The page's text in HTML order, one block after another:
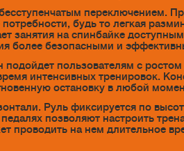
переключением.
будь то легкая
занятия на спинбайке
более безопасными и
пользователям с
интенсивных тренировок.
остановку в любой
Руль фиксируется по
позволяют настроить
проводить на нем длительное